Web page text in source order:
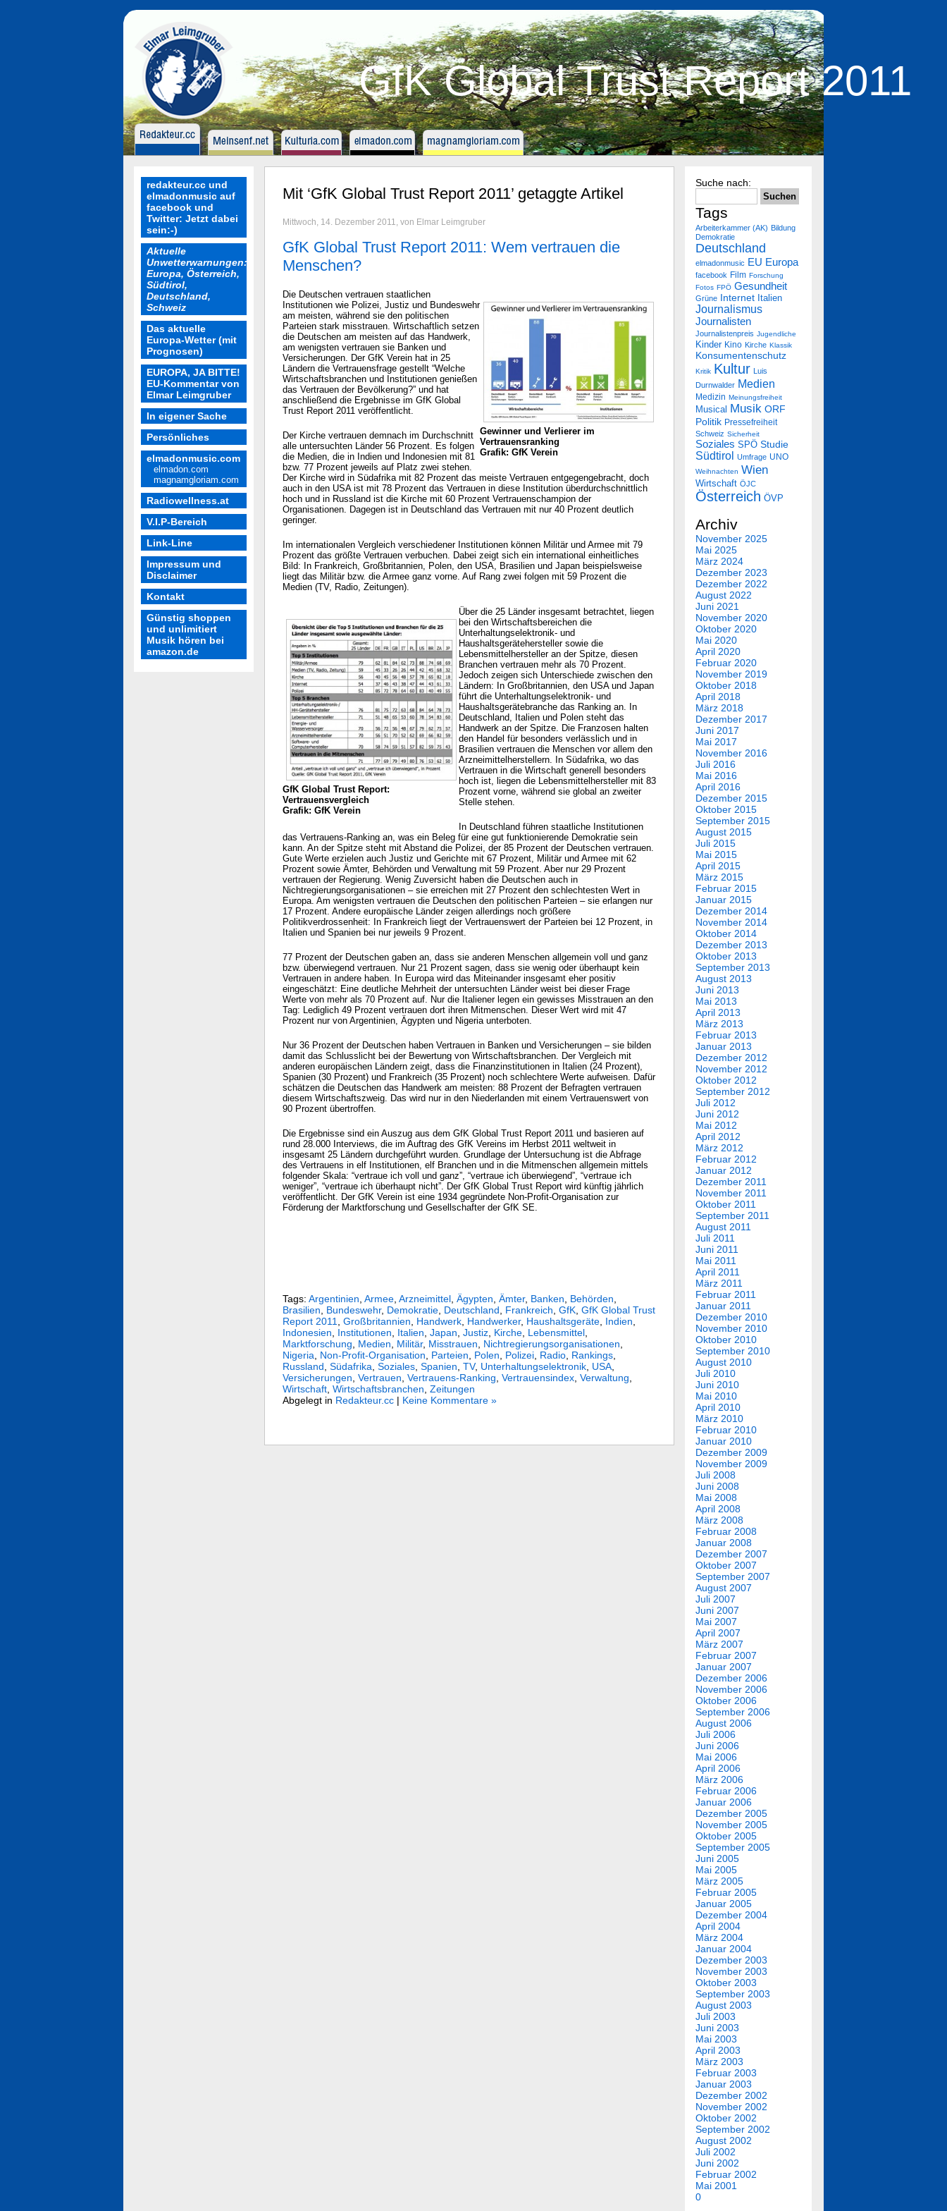
GfK Global Trust Report 2011
redakteur.cc und
elmadonmusic auf
facebook und
Twitter: Jetzt dabei
sein:-)
Aktuelle
Unwetterwarnungen:
Europa, Österreich,
Südtirol,
Deutschland,
Schweiz
Das aktuelle
Europa-Wetter (mit
Prognosen)
EUROPA, JA BITTE!
EU-Kommentar von
Elmar Leimgruber
In eigener Sache
Persönliches
elmadonmusic.com
elmadon.com
magnamgloriam.com
Radiowellness.at
V.I.P-Bereich
Link-Line
Impressum und
Disclaimer
Kontakt
Günstig shoppen
und unlimitiert
Musik hören bei
amazon.de
Mit ‘GfK Global Trust Report 2011’ getaggte Artikel
Mittwoch, 14. Dezember 2011, von Elmar Leimgruber
GfK Global Trust Report 2011: Wem vertrauen die
Menschen?
Gewinner und Verlierer im
Vertrauensranking
Grafik: GfK Verein
Die Deutschen vertrauen staatlichen
Institutionen wie Polizei, Justiz und Bundeswehr
am meisten, während sie den politischen
Parteien stark misstrauen. Wirtschaftlich setzen
die Deutschen am meisten auf das Handwerk,
am wenigsten vertrauen sie Banken und
Versicherungen. Der GfK Verein hat in 25
Ländern die Vertrauensfrage gestellt “Welche
Wirtschaftsbranchen und Institutionen genießen
das Vertrauen der Bevölkerung?” und hat
anschließend die Ergebnisse im GfK Global
Trust Report 2011 veröffentlicht.
Der Kirche vertrauen demnach im Durchschnitt
alle untersuchten Länder 56 Prozent. Es folgen
die Medien, die in Indien und Indonesien mit 81
bzw. 77 Prozent jeweils auf Platz zwei stehen.
Der Kirche wird in Südafrika mit 82 Prozent das meiste Vertrauen entgegengebracht, doch
auch in den USA ist mit 78 Prozent das Vertrauen in diese Institution überdurchschnittlich
hoch und in Russland ist die Kirche mit 60 Prozent Vertrauenschampion der
Organisationen. Dagegen ist in Deutschland das Vertrauen mit nur 40 Prozent deutlich
geringer.
Im internationalen Vergleich verschiedener Institutionen können Militär und Armee mit 79
Prozent das größte Vertrauen verbuchen. Dabei zeigt sich ein international einheitliches
Bild: In Frankreich, Großbritannien, Polen, den USA, Brasilien und Japan beispielsweise
liegt das Militär bzw. die Armee ganz vorne. Auf Rang zwei folgen mit 59 Prozent die
Medien (TV, Radio, Zeitungen).
GfK Global Trust Report:
Vertrauensvergleich
Grafik: GfK Verein
Über die 25 Länder insgesamt betrachtet, liegen
bei den Wirtschaftsbereichen die
Unterhaltungselektronik- und
Haushaltsgerätehersteller sowie die
Lebensmittelhersteller an der Spitze, diesen
Branchen vertrauen mehr als 70 Prozent.
Jedoch zeigen sich Unterschiede zwischen den
Ländern: In Großbritannien, den USA und Japan
führt die Unterhaltungselektronik- und
Haushaltsgerätebranche das Ranking an. In
Deutschland, Italien und Polen steht das
Handwerk an der Spitze. Die Franzosen halten
den Handel für besonders verlässlich und in
Brasilien vertrauen die Menschen vor allem den
Arzneimittelherstellern. In Südafrika, wo das
Vertrauen in die Wirtschaft generell besonders
hoch ist, liegen die Lebensmittelhersteller mit 83
Prozent vorne, während sie global an zweiter
Stelle stehen.
In Deutschland führen staatliche Institutionen
das Vertrauens-Ranking an, was ein Beleg für eine gut funktionierende Demokratie sein
kann. An der Spitze steht mit Abstand die Polizei, der 85 Prozent der Deutschen vertrauen.
Gute Werte erzielen auch Justiz und Gerichte mit 67 Prozent, Militär und Armee mit 62
Prozent sowie Ämter, Behörden und Verwaltung mit 59 Prozent. Aber nur 29 Prozent
vertrauen der Regierung. Wenig Zuversicht haben die Deutschen auch in
Nichtregierungsorganisationen – sie erreichen mit 27 Prozent den schlechtesten Wert in
Europa. Am wenigsten vertrauen die Deutschen den politischen Parteien – sie erlangen nur
17 Prozent. Andere europäische Länder zeigen allerdings noch größere
Politikverdrossenheit: In Frankreich liegt der Vertrauenswert der Parteien bei 12 Prozent, in
Italien und Spanien bei nur jeweils 9 Prozent.
77 Prozent der Deutschen gaben an, dass sie anderen Menschen allgemein voll und ganz
bzw. überwiegend vertrauen. Nur 21 Prozent sagen, dass sie wenig oder überhaupt kein
Vertrauen in andere haben. In Europa wird das Miteinander insgesamt eher positiv
eingeschätzt: Eine deutliche Mehrheit der untersuchten Länder weist bei dieser Frage
Werte von mehr als 70 Prozent auf. Nur die Italiener legen ein gewisses Misstrauen an den
Tag: Lediglich 49 Prozent vertrauen dort ihren Mitmenschen. Dieser Wert wird mit 47
Prozent nur von Argentinien, Ägypten und Nigeria unterboten.
Nur 36 Prozent der Deutschen haben Vertrauen in Banken und Versicherungen – sie bilden
damit das Schlusslicht bei der Bewertung von Wirtschaftsbranchen. Der Vergleich mit
anderen europäischen Ländern zeigt, dass die Finanzinstitutionen in Italien (24 Prozent),
Spanien (30 Prozent) und Frankreich (35 Prozent) noch schlechtere Werte aufweisen. Dafür
schätzen die Deutschen das Handwerk am meisten: 88 Prozent der Befragten vertrauen
diesem Wirtschaftszweig. Das wird nur in den Niederlanden mit einem Vertrauenswert von
90 Prozent übertroffen.
Die Ergebnisse sind ein Auszug aus dem GfK Global Trust Report 2011 und basieren auf
rund 28.000 Interviews, die im Auftrag des GfK Vereins im Herbst 2011 weltweit in
insgesamt 25 Ländern durchgeführt wurden. Grundlage der Untersuchung ist die Abfrage
des Vertrauens in elf Institutionen, elf Branchen und in die Mitmenschen allgemein mittels
folgender Skala: “vertraue ich voll und ganz”, “vertraue ich überwiegend”, “vertraue ich
weniger”, “vertraue ich überhaupt nicht”. Der GfK Global Trust Report wird künftig jährlich
veröffentlicht. Der GfK Verein ist eine 1934 gegründete Non-Profit-Organisation zur
Förderung der Marktforschung und Gesellschafter der GfK SE.
Tags: Argentinien Armee Arzneimittel Ägypten Ämter, Banken Behörden
Brasilien
Bundeswehr, Demokratie Deutschland Frankreich GfK GfK Global Trust
Report 2011
Großbritannien Handwerk Handwerker, Haushaltsgeräte Indien
Indonesien
Institutionen Italien Japan Justiz Kirche Lebensmittel
Marktforschung
Medien Militär, Misstrauen Nichtregierungsorganisationen
Nigeria
Non-Profit-Organisation Parteien Polen Polizei Radio Rankings
Russland Südafrika Soziales Spanien TV, Unterhaltungselektronik USA
Versicherungen Vertrauen Vertrauens-Ranking Vertrauensindex Verwaltung
Wirtschaft Wirtschaftsbranchen Zeitungen
Abgelegt in Redakteur.cc | Keine Kommentare »
Suche nach:
Tags
Arbeiterkammer (AK) Bildung
Demokratie
Deutschland
elmadonmusic EU Europa
facebook Film Forschung
Fotos FPÖ Gesundheit
Grüne Internet Italien
Journalismus
Journalisten
Journalistenpreis Jugendliche
Kinder Kino Kirche Klassik
Konsumentenschutz
Kritik Kultur Luis
Durnwalder Medien
Medizin Meinungsfreiheit
Musical Musik ORF
Politik Pressefreiheit
Schweiz Sicherheit
Soziales SPÖ Studie
Südtirol Umfrage UNO
Weihnachten Wien
Wirtschaft ÖJC
Österreich ÖVP
Archiv
November 2025
Mai 2025
März 2024
Dezember 2023
Dezember 2022
August 2022
Juni 2021
November 2020
Oktober 2020
Mai 2020
April 2020
Februar 2020
November 2019
Oktober 2018
April 2018
März 2018
Dezember 2017
Juni 2017
Mai 2017
November 2016
Juli 2016
Mai 2016
April 2016
Dezember 2015
Oktober 2015
September 2015
August 2015
Juli 2015
Mai 2015
April 2015
März 2015
Februar 2015
Januar 2015
Dezember 2014
November 2014
Oktober 2014
Dezember 2013
Oktober 2013
September 2013
August 2013
Juni 2013
Mai 2013
April 2013
März 2013
Februar 2013
Januar 2013
Dezember 2012
November 2012
Oktober 2012
September 2012
Juli 2012
Juni 2012
Mai 2012
April 2012
März 2012
Februar 2012
Januar 2012
Dezember 2011
November 2011
Oktober 2011
September 2011
August 2011
Juli 2011
Juni 2011
Mai 2011
April 2011
März 2011
Februar 2011
Januar 2011
Dezember 2010
November 2010
Oktober 2010
September 2010
August 2010
Juli 2010
Juni 2010
Mai 2010
April 2010
März 2010
Februar 2010
Januar 2010
Dezember 2009
November 2009
Juli 2008
Juni 2008
Mai 2008
April 2008
März 2008
Februar 2008
Januar 2008
Dezember 2007
Oktober 2007
September 2007
August 2007
Juli 2007
Juni 2007
Mai 2007
April 2007
März 2007
Februar 2007
Januar 2007
Dezember 2006
November 2006
Oktober 2006
September 2006
August 2006
Juli 2006
Juni 2006
Mai 2006
April 2006
März 2006
Februar 2006
Januar 2006
Dezember 2005
November 2005
Oktober 2005
September 2005
Juni 2005
Mai 2005
März 2005
Februar 2005
Januar 2005
Dezember 2004
April 2004
März 2004
Januar 2004
Dezember 2003
November 2003
Oktober 2003
September 2003
August 2003
Juli 2003
Juni 2003
Mai 2003
April 2003
März 2003
Februar 2003
Januar 2003
Dezember 2002
November 2002
Oktober 2002
September 2002
August 2002
Juli 2002
Juni 2002
Februar 2002
Mai 2001
0